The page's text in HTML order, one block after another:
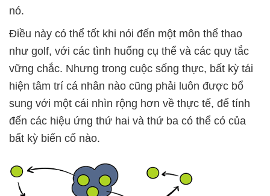
nó.
Điều này có thể tốt khi nói đến một môn thể thao
như golf, với các tình huống cụ thể và các quy tắc
vững chắc. Nhưng trong cuộc sống thực, bất kỳ tái
hiện tâm trí cá nhân nào cũng phải luôn được bổ
sung với một cái nhìn rộng hơn về thực tế, để tính
đến các hiệu ứng thứ hai và thứ ba có thể có của
bất kỳ biến cố nào.